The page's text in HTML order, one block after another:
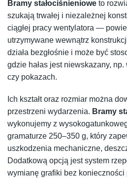
Bramy stałociśnieniowe to
szukają trwałej i niezależnej
ciągłej pracy wentylatora —
utrzymywane wewnątrz
działa bezgłośnie i może być
gdzie hałas jest niewskazany,
czy pokazach.
Ich kształt oraz rozmiar można
przestrzeni wydarzenia. Bramy
wykonujemy z
gramaturze 250–350 g, który
uszkodzenia mechaniczne,
Dodatkową opcją jest system
wymianę grafiki bez konieczności